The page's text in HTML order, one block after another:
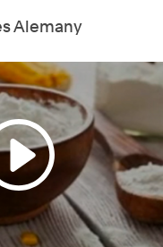
Alemany